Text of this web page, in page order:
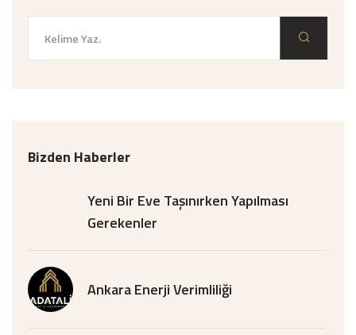
Bizden Haberler
Yeni Bir Eve Taşınırken Yapılması
Gerekenler
Ankara Enerji Verimliliği